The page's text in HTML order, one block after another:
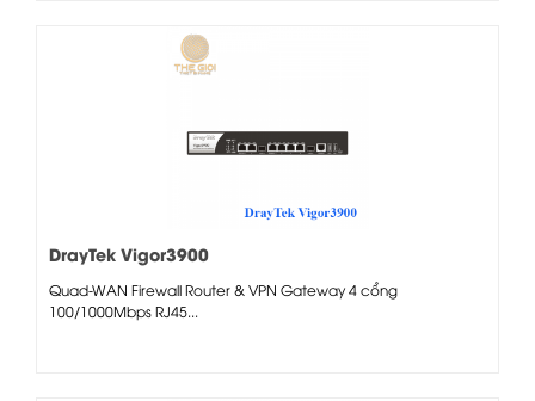
DrayTek Vigor3900
Quad-WAN Firewall Router & VPN Gateway 4 cổng
100/1000Mbps RJ45...